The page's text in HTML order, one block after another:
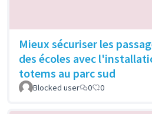
Mieux sécuriser les
des écoles avec
totems au parc sud
Blocked user 0 0